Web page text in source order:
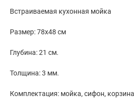
Встраиваемая кухонная мойка
Размер: 78х48 см
Глубина: 21 см.
Толщина: 3 мм.
Комплектация: мойка, сифон,